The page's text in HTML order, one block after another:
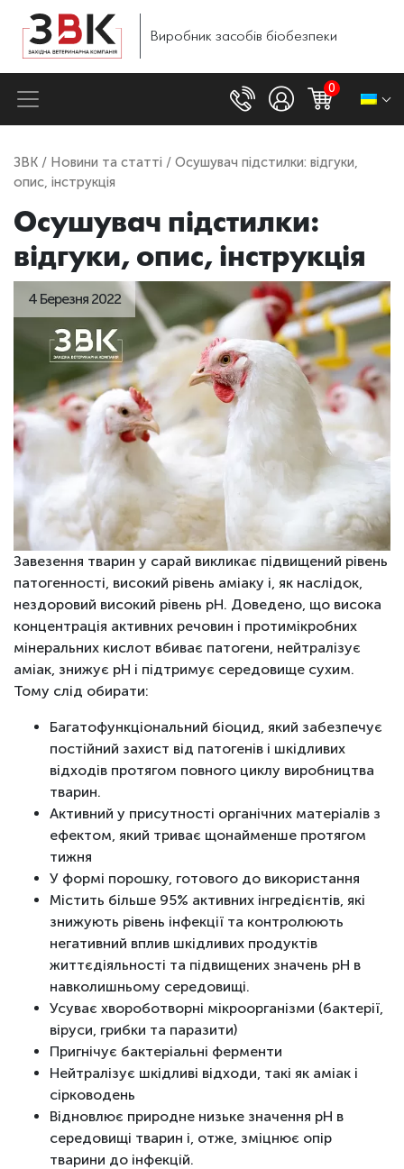
Виробник засобів біобезпеки
0
ЗВК / Новини та статті / Осушувач підстилки: відгуки,
опис, інструкція
Осушувач підстилки:
відгуки, опис, інструкція
4 Березня 2022
Завезення тварин у сарай викликає підвищений рівень
патогенності, високий рівень аміаку і, як наслідок,
нездоровий високий рівень pH. Доведено, що висока
концентрація активних речовин і протимікробних
мінеральних кислот вбиває патогени, нейтралізує
аміак, знижує рН і підтримує середовище сухим.
Тому слід обирати:
Багатофункціональний біоцид, який забезпечує
постійний захист від патогенів і шкідливих
відходів протягом повного циклу виробництва
тварин.
Активний у присутності органічних матеріалів з
ефектом, який триває щонайменше протягом
тижня
У формі порошку, готового до використання
Містить більше 95% активних інгредієнтів, які
знижують рівень інфекції та контролюють
негативний вплив шкідливих продуктів
життєдіяльності та підвищених значень pH в
навколишньому середовищі.
Усуває хвороботворні мікроорганізми (бактерії,
віруси, грибки та паразити)
Пригнічує бактеріальні ферменти
Нейтралізує шкідливі відходи, такі як аміак і
сірководень
Відновлює природне низьке значення pH в
середовищі тварин і, отже, зміцнює опір
тварини до інфекцій.